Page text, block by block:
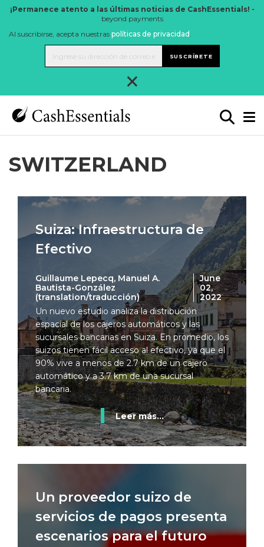
¡Permanece atento a las últimas noticias de CashEssentials! -
beyond payments
Al suscribirse, acepta nuestras políticas de privacidad .
SUSCRÍBETE
×
SWITZERLAND
Suiza: Infraestructura de
Efectivo
Guillaume Lepecq, Manuel A.
Bautista-González
(translation/traducción)
June
02,
2022
Un nuevo estudio analiza la distribución
espacial de los cajeros automáticos y las
sucursales bancarias en Suiza. En promedio, los
suizos tienen fácil acceso al efectivo, ya que el
90% vive a menos de 2.7 km de un cajero
automático y a 3.7 km de una sucursal
bancaria.
Leer más...
Un proveedor suizo de
servicios de pagos presenta
escenarios para el futuro